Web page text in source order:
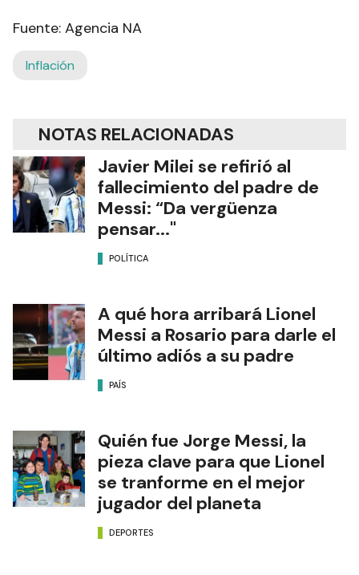
Fuente: Agencia NA
Inflación
NOTAS RELACIONADAS
Javier Milei se refirió al
fallecimiento del padre de
Messi: “Da vergüenza
pensar..."
POLÍTICA
A qué hora arribará Lionel
Messi a Rosario para darle el
último adiós a su padre
PAÍS
Quién fue Jorge Messi, la
pieza clave para que Lionel
se tranforme en el mejor
jugador del planeta
DEPORTES